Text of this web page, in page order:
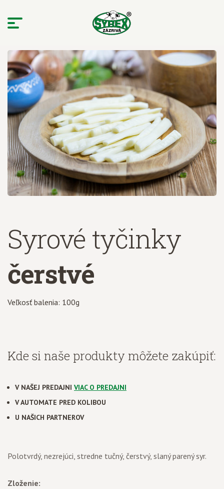
Syrové tyčinky
čerstvé
Veľkosť balenia: 100g
Kde si naše produkty môžete zakúpiť:
V NAŠEJ PREDAJNI VIAC O PREDAJNI
V AUTOMATE PRED KOLIBOU
U NAŠICH PARTNEROV
Polotvrdý, nezrejúci, stredne tučný, čerstvý, slaný parený syr.
Zloženie: